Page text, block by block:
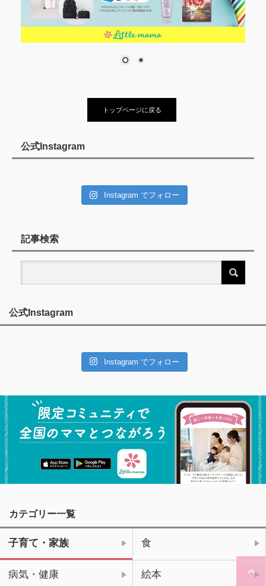
トップページに戻る
公式Instagram
Instagram でフォロー
記事検索
公式Instagram
Instagram でフォロー
カテゴリー一覧
子育て・家族 食
病気・健康 絵本